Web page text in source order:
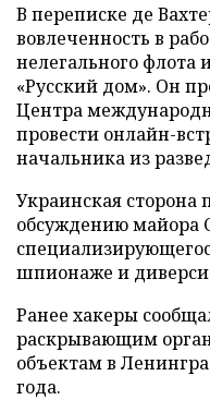
В переписке де
вовлеченность в
нелегального флота
«Русский дом». Он
Центра
провести онлайн-
начальника из
Украинская сторона
обсуждению майора
шпионаже и
Ранее хакеры
раскрывающим
объектам в
года.